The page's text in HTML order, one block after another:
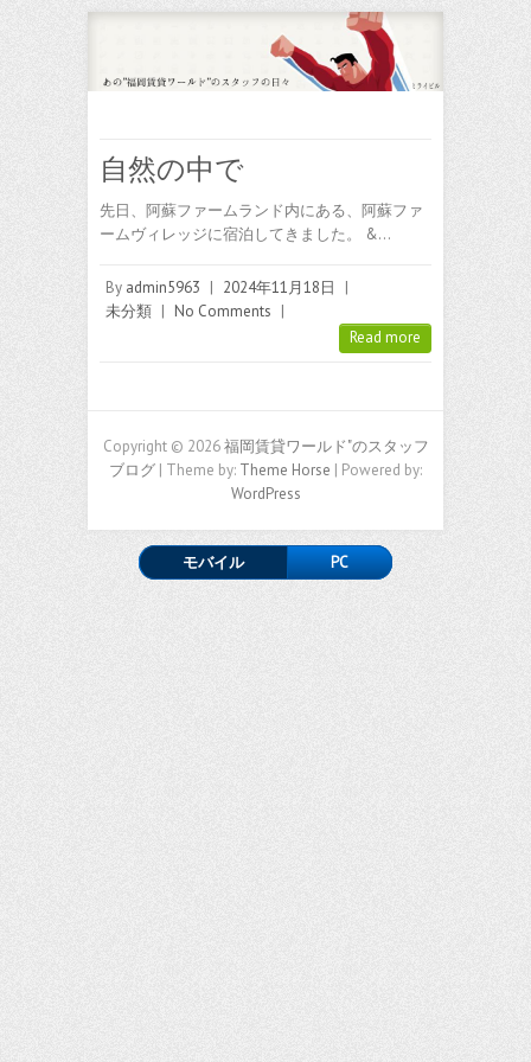
自然の中で
先日、阿蘇ファームランド内にある、阿蘇ファ
ームヴィレッジに宿泊してきました。 &…
By admin5963 | 2024年11月18日
|
未分類 | No Comments |
Read more
Copyright © 2026福岡賃貸ワールド"のスタッフ
ブログ | Theme by: Theme Horse | Powered by:
WordPress
モバイル PC